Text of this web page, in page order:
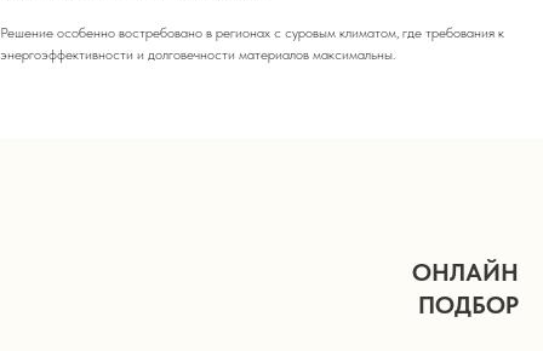
Решение особенно востребовано в регионах с суровым климатом, где требования к
энергоэффективности и долговечности материалов максимальны.
ОНЛАЙН
ПОДБОР